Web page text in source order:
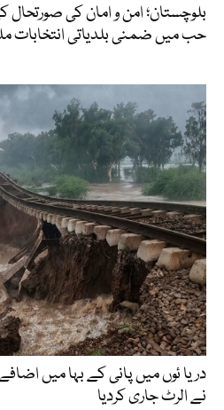
بلوچستان؛ امن و امان کی
حب میں ضمنی بلدیاتی انتخابات
دریا ئوں میں پانی کے بہا میں
نے الرٹ جاری کردیا